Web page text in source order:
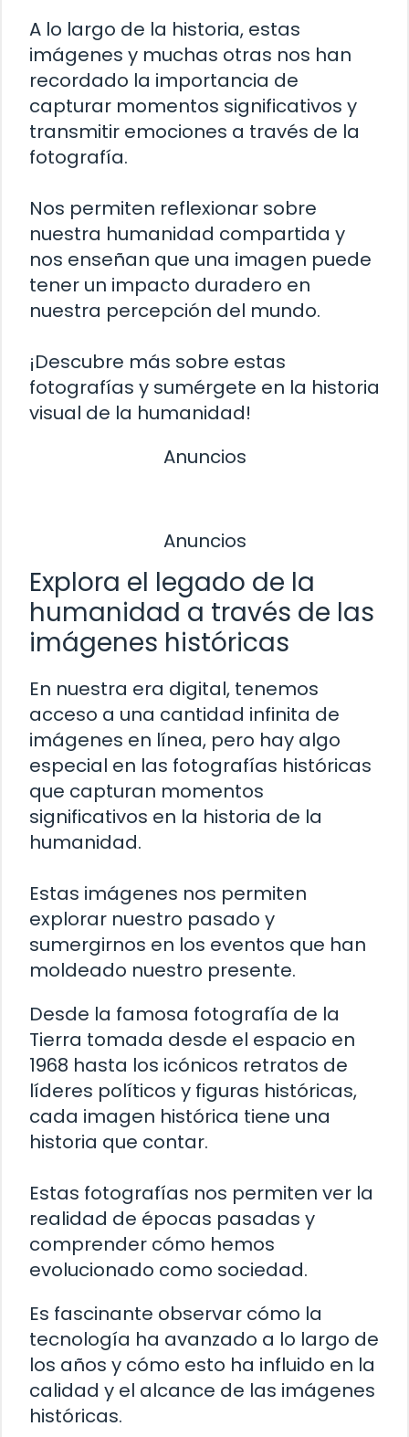
A lo largo de la historia, estas
imágenes y muchas otras nos han
recordado la importancia de
capturar momentos significativos y
transmitir emociones a través de la
fotografía.
Nos permiten reflexionar sobre
nuestra humanidad compartida y
nos enseñan que una imagen puede
tener un impacto duradero en
nuestra percepción del mundo.
¡Descubre más sobre estas
fotografías y sumérgete en la historia
visual de la humanidad!
Anuncios
Anuncios
Explora el legado de la
humanidad a través de las
imágenes históricas
En nuestra era digital, tenemos
acceso a una cantidad infinita de
imágenes en línea, pero hay algo
especial en las fotografías históricas
que capturan momentos
significativos en la historia de la
humanidad.
Estas imágenes nos permiten
explorar nuestro pasado y
sumergirnos en los eventos que han
moldeado nuestro presente.
Desde la famosa fotografía de la
Tierra tomada desde el espacio en
1968 hasta los icónicos retratos de
líderes políticos y figuras históricas,
cada imagen histórica tiene una
historia que contar.
Estas fotografías nos permiten ver la
realidad de épocas pasadas y
comprender cómo hemos
evolucionado como sociedad.
Es fascinante observar cómo la
tecnología ha avanzado a lo largo de
los años y cómo esto ha influido en la
calidad y el alcance de las imágenes
históricas.